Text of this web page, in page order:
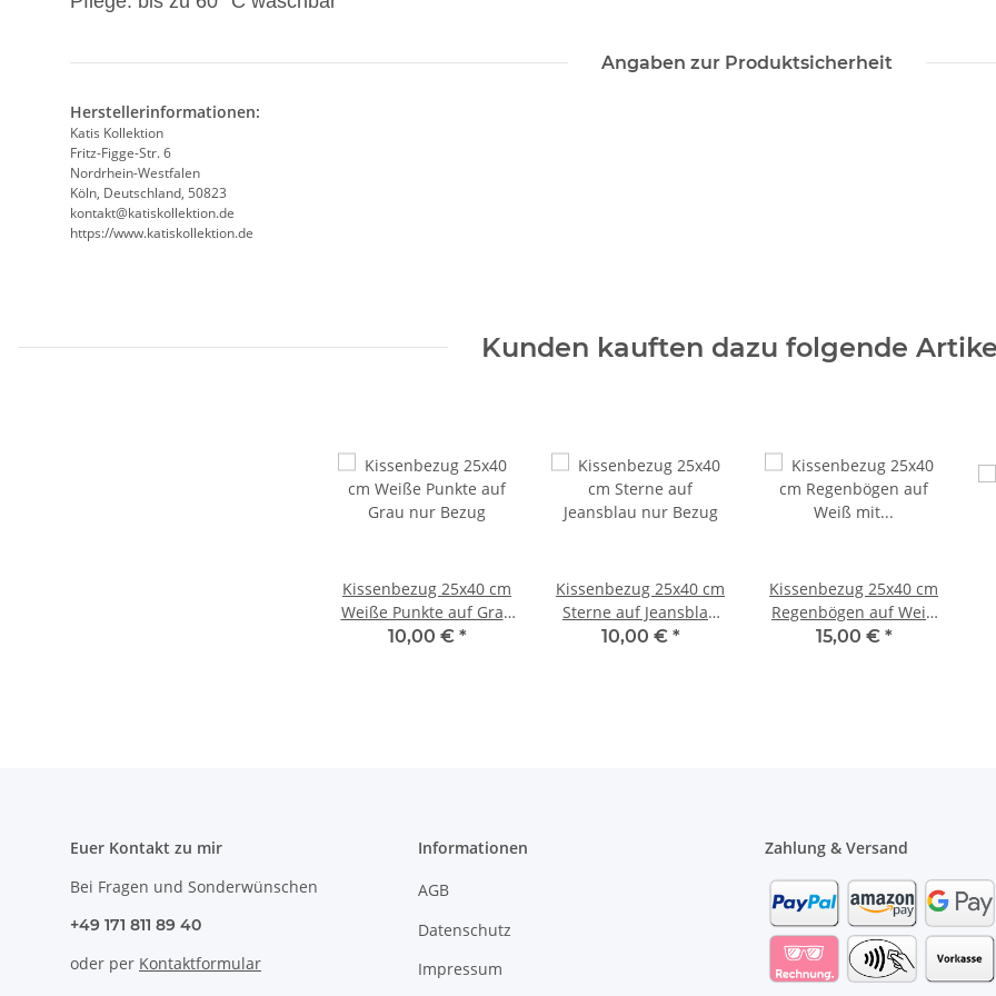
Angaben zur Produktsicherheit
Herstellerinformationen:
Katis Kollektion
Fritz-Figge-Str. 6
Nordrhein-Westfalen
Köln, Deutschland, 50823
kontakt@katiskollektion.de
https://www.katiskollektion.de
Kunden kauften dazu folgende
Kissenbezug 25x40 cm
Weiße Punkte auf Grau
nur Bezug
10,00 € *
Kissenbezug 25x40 cm
Sterne auf Jeansblau
nur Bezug
10,00 € *
Kissenbezug 25x40 cm
Regenbögen auf Weiß
mit Kissen
15,00 € *
Euer Kontakt zu mir
Bei Fragen und Sonderwünschen
+49 171 811 89 40
oder per Kontaktformular
Informationen
AGB
Datenschutz
Impressum
Zahlung & Versand